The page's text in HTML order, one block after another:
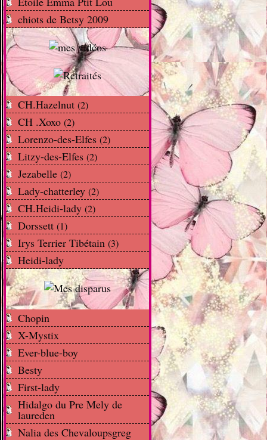
chiots de Betsy 2009
CH.Hazelnut (2)
CH .Xoxo (2)
Lorenzo-des-Elfes (2)
Litzy-des-Elfes (2)
Jezabelle (2)
Lady-chatterley (2)
CH.Heidi-lady (2)
Dorssett (1)
Irys Terrier Tibétain (3)
Heidi-lady
Chopin
X-Mystix
Ever-blue-boy
Besty
First-lady
Hidalgo du Pre Mely de
laureden
Nalia des Chevaloupsgreg